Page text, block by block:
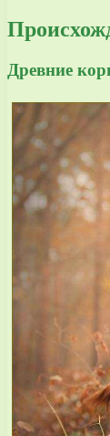
Древние